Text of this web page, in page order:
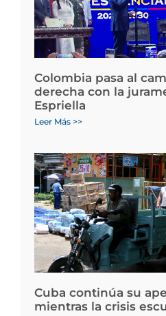
Colombia pasa al
derecha con la
Espriella
Leer Más >>
Cuba continúa su
mientras la crisis